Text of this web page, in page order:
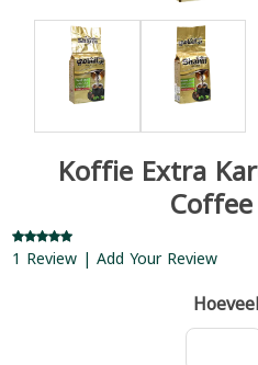
Koffie Extra
1 Review | Add Your Review